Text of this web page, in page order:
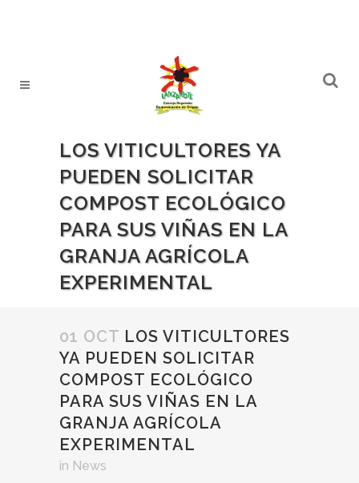
LOS VITICULTORES YA
PUEDEN SOLICITAR
COMPOST ECOLÓGICO
PARA SUS VIÑAS EN LA
GRANJA AGRÍCOLA
EXPERIMENTAL
01 OCT LOS VITICULTORES
YA PUEDEN SOLICITAR
COMPOST ECOLÓGICO
PARA SUS VIÑAS EN LA
GRANJA AGRÍCOLA
EXPERIMENTAL
in News